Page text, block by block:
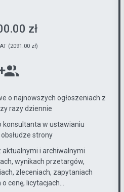
zł
(2091.00 zł)
o najnowszych ogłoszeniach z
razy dziennie
konsultanta w ustawianiu
strony
aktualnymi i archiwalnymi
wynikach przetargów,
zleceniach, zapytaniach
cenę, licytacjach...